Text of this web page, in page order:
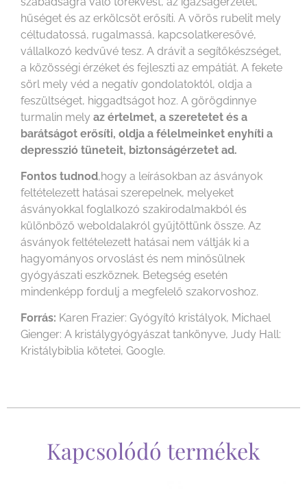
hűséget és az erkölcsöt erősíti. A vörös rubelit mely
céltudatossá, rugalmassá, kapcsolatkeresővé,
vállalkozó kedvűvé tesz. A drávit a segítőkészséget,
a közösségi érzéket és fejleszti az empátiát. A fekete
sörl mely véd a negatív gondolatoktól, oldja a
feszültséget, higgadtságot hoz. A görögdinnye
turmalin mely az értelmet, a szeretetet és a
barátságot erősíti, oldja a félelmeinket enyhíti a
depresszió tüneteit, biztonságérzetet ad.
Fontos tudnod,hogy a leírásokban az ásványok
feltételezett hatásai szerepelnek, melyeket
ásványokkal foglalkozó szakirodalmakból és
különböző weboldalakról gyűjtöttünk össze. Az
ásványok feltételezett hatásai nem váltják ki a
hagyományos orvoslást és nem minősülnek
gyógyászati eszköznek. Betegség esetén
mindenképp fordulj a megfelelő szakorvoshoz.
Forrás: Karen Frazier: Gyógyító kristályok, Michael
Gienger: A kristálygyógyászat tankönyve, Judy Hall:
Kristálybiblia kötetei, Google.
Kapcsolódó termékek